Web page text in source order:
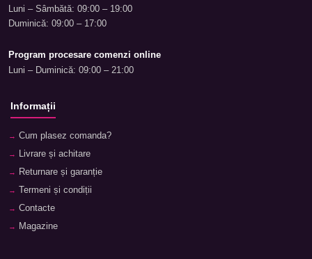
Luni – Sâmbătă: 09:00 – 19:00
Duminică: 09:00 – 17:00
Program procesare comenzi online
Luni – Duminică: 09:00 – 21:00
Informații
Cum plasez comanda?
Livrare și achitare
Returnare și garanție
Termeni și condiții
Contacte
Magazine